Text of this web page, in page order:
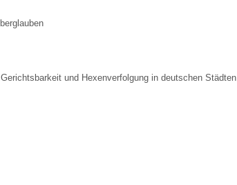
und Hexenverfolgung in deutschen Städten